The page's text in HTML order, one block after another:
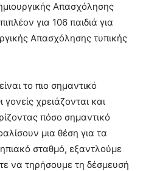
Απασχόλησης
για 106 παιδιά για
Απασχόλησης τυπικής
το πιο σημαντικό
χρειάζονται και
πόσο σημαντικό
μια θέση για τα
σταθμό, εξαντλούμε
να τηρήσουμε τη δέσμευσή